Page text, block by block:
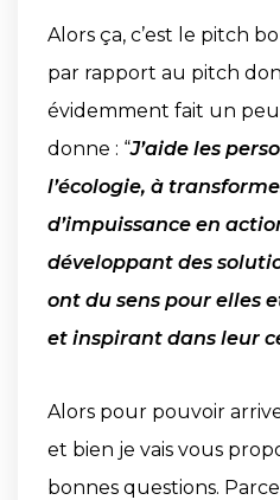
Alors ça, c’est le pitch
par rapport au pitch
évidemment fait un
donne : “J’aide les
l’écologie, à
d’impuissance en
développant des
ont du sens pour elles
et inspirant dans leur
Alors pour pouvoir
et bien je vais vous
bonnes questions.